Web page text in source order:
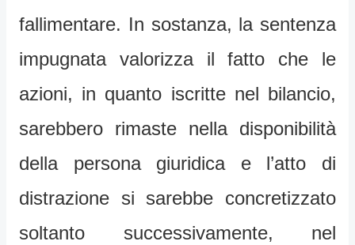
fallimentare. In sostanza, la sentenza
impugnata valorizza il fatto che le
azioni, in quanto iscritte nel bilancio,
sarebbero rimaste nella disponibilità
della persona giuridica e l’atto di
distrazione si sarebbe concretizzato
soltanto successivamente, nel